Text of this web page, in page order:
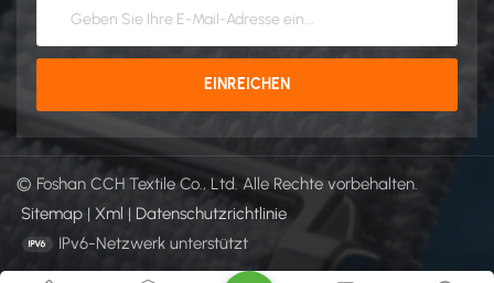
© Foshan CCH Textile Co., Ltd. Alle Rechte vorbehalten.
Sitemap | Xml | Datenschutzrichtlinie
IPv6-Netzwerk unterstützt